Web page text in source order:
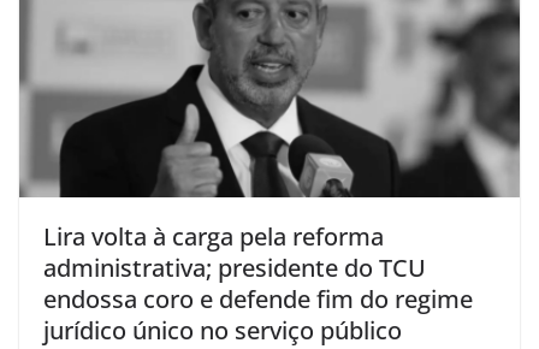
Lira volta à carga pela reforma
administrativa; presidente do TCU
endossa coro e defende fim do regime
jurídico único no serviço público